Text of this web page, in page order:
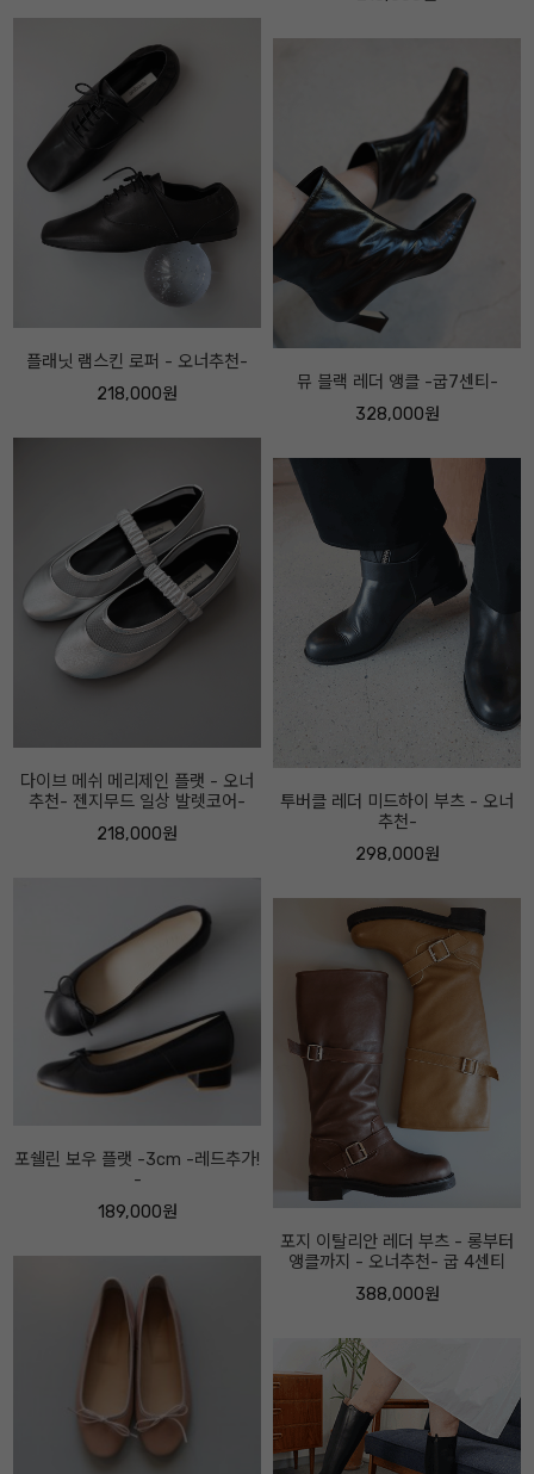
뮤 블랙 레더 앵클 -굽7센티-
투버클 레더 미드하이 부츠 - 오너
추천-
앵클까지 - 오너추천- 굽 4센티
388,000원
니커즈 -보송퍼 ver -
228,000원
로우 보우 로퍼-5센티 - 오너추천!-
208,000원
마니티 하이업 부츠 -속굽5cm, 2
센티 선택- 오너추천-
358,000원